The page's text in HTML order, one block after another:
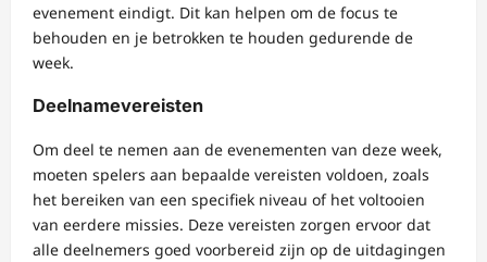
evenement eindigt. Dit kan helpen om de focus te
behouden en je betrokken te houden gedurende de
week.
Deelnamevereisten
Om deel te nemen aan de evenementen van deze week,
moeten spelers aan bepaalde vereisten voldoen, zoals
het bereiken van een specifiek niveau of het voltooien
van eerdere missies. Deze vereisten zorgen ervoor dat
alle deelnemers goed voorbereid zijn op de uitdagingen